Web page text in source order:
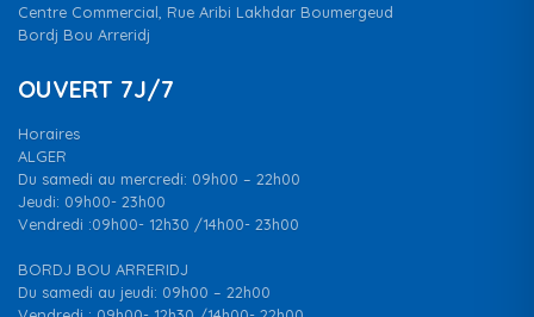
Centre Commercial, Rue Aribi Lakhdar Boumergeud
Bordj Bou Arreridj
OUVERT 7J/7
Horaires
ALGER
Du samedi au mercredi: 09h00 – 22h00
Jeudi: 09h00- 23h00
Vendredi :09h00- 12h30 /14h00- 23h00
BORDJ BOU ARRERIDJ
Du samedi au jeudi: 09h00 – 22h00